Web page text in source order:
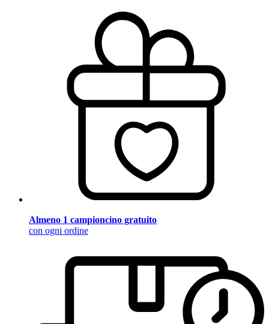
Almeno 1 campioncino gratuito
con ogni ordine